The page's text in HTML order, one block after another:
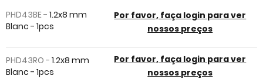
of
gallery
PHD43BE - 1.2x8 mm
Blanc - 1pcs
Por favor, faça login para ver
nossos preços
PHD43RO - 1.2x8 mm
Blanc - 1pcs
Por favor, faça login para ver
nossos preços